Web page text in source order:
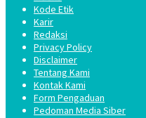
Kode Etik
Karir
Redaksi
Privacy Policy
Disclaimer
Tentang Kami
Kontak Kami
Form Pengaduan
Pedoman Media Siber